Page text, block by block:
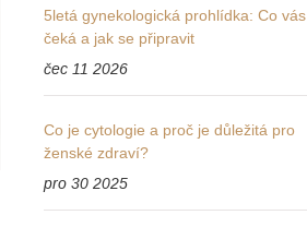
5letá gynekologická prohlídka: Co vás
čeká a jak se připravit
čec 11 2026
Co je cytologie a proč je důležitá pro
ženské zdraví?
pro 30 2025